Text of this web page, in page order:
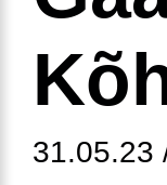
31.05.23